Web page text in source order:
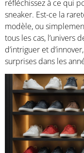
réfléchissez à ce qui
sneaker. Est-ce la
modèle, ou
tous les cas, l’univers
d’intriguer et
surprises dans les